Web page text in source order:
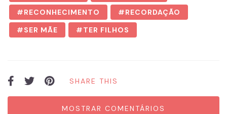
RECONHECIMENTO
RECORDAÇÃO
SER MÃE
TER FILHOS
SHARE THIS
MOSTRAR COMENTÁRIOS